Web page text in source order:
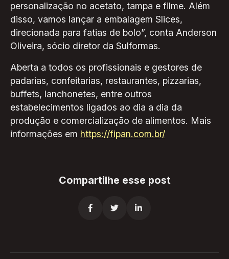
personalização no acetato, tampa e filme. Além
disso, vamos lançar a embalagem Slices,
direcionada para fatias de bolo”, conta Anderson
Oliveira, sócio diretor da Sulformas.
Aberta a todos os profissionais e gestores de
padarias, confeitarias, restaurantes, pizzarias,
buffets, lanchonetes, entre outros
estabelecimentos ligados ao dia a dia da
produção e comercialização de alimentos. Mais
informações em https://fipan.com.br/
Compartilhe esse post
  